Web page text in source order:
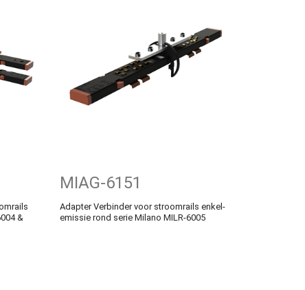
&
MIAG-6151
Adapter Verbinder voor stroomrails enkel-
emissie rond serie Milano MILR-6005